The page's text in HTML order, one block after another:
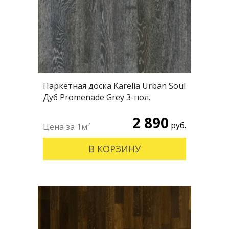
Паркетная доска Karelia Urban Soul
Дуб Promenade Grey 3-пол.
2 890 руб.
В КОРЗИНУ